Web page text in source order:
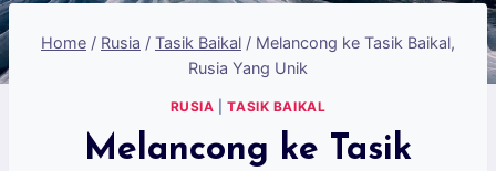
Home / Rusia / Tasik Baikal / Melancong ke Tasik Baikal,
Rusia Yang Unik
RUSIA |TASIK BAIKAL
Melancong ke Tasik